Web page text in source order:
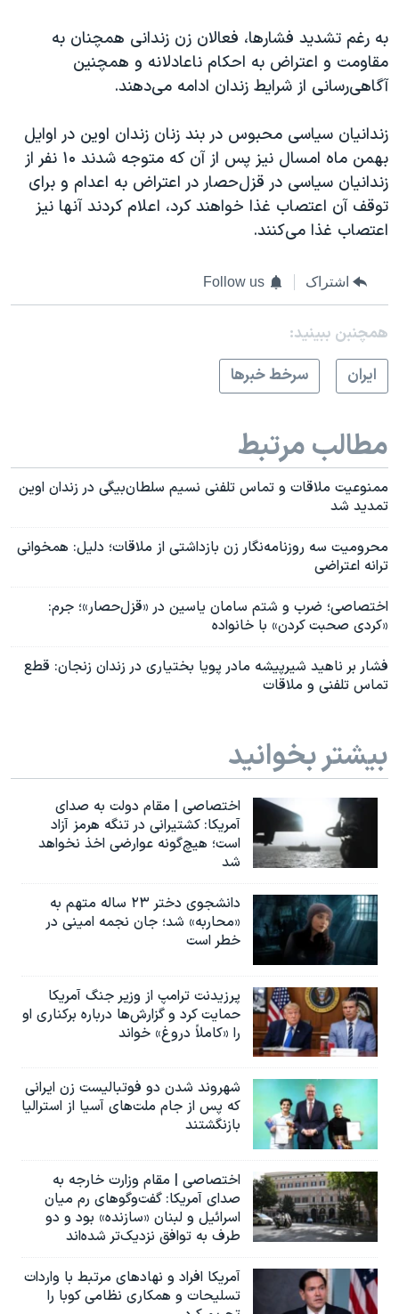
به رغم تشدید فشارها، فعالان زن زندانی همچنان به
مقاومت و اعتراض به احکام ناعادلانه و همچنین
آگاهی‌رسانی از شرایط زندان ادامه می‌دهند.
زندانیان سیاسی محبوس در بند زنان زندان اوین در اوایل
بهمن ماه امسال نیز پس از آن که متوجه شدند ۱۰ نفر از
زندانیان سیاسی در قزل‌حصار در اعتراض به اعدام و برای
توقف آن اعتصاب غذا خواهند کرد، اعلام کردند آنها نیز
اعتصاب غذا می‌کنند.
اشتراک Follow us
همچنبن ببینید:
ايران
سرخط خبرها
مطالب مرتبط
ممنوعیت ملاقات و تماس تلفنی نسیم سلطان‌بیگی در زندان اوین
تمدید شد
‏محرومیت سه روزنامه‌نگار زن بازداشتی از ملاقات؛ دلیل: همخوانی
ترانه اعتراضی
اختصاصی؛ ضرب و شتم سامان یاسین در «قزل‌حصار»؛ جرم:
«کردی صحبت کردن» با خانواده
فشار بر ناهید شیرپیشه مادر پویا بختیاری در زندان زنجان: قطع
تماس تلفنی و ملاقات
بیشتر بخوانید
اختصاصی | مقام دولت به صدای
آمریکا: کشتیرانی در تنگه هرمز آزاد
است؛ هیچ‌گونه عوارضی اخذ نخواهد
شد
دانشجوی دختر ۲۳ ساله متهم به
«محاربه» شد؛ جان نجمه امینی در
خطر است
پرزیدنت ترامپ از وزیر جنگ آمریکا
حمایت کرد و گزارش‌ها درباره برکناری او
را «کاملاً دروغ» خواند
شهروند شدن دو فوتبالیست زن ایرانی
که پس از جام ملت‌های آسیا از استرالیا
بازنگشتند
اختصاصی | مقام وزارت خارجه به
صدای آمریکا: گفت‌وگوهای رم میان
اسرائیل و لبنان «سازنده» بود و دو
طرف به توافق نزدیک‌تر شده‌اند
آمریکا افراد و نهادهای مرتبط با واردات
تسلیحات و همکاری نظامی کوبا را